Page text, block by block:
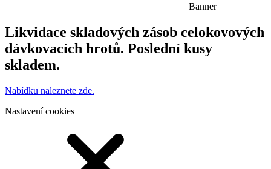
Banner
Likvidace skladových zásob celokovových
dávkovacích hrotů. Poslední kusy
skladem.
Nabídku naleznete zde.
Nastavení cookies